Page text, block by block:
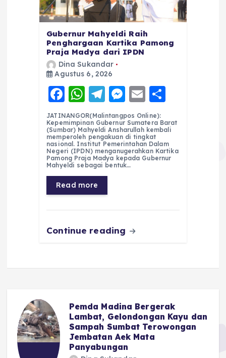
Gubernur Mahyeldi Raih
Penghargaan Kartika Pamong
Praja Madya dari IPDN
Dina Sukandar
Agustus 6, 2026
F
a
c
e
b
o
o
k
W
h
a
ts
A
p
p
T
el
e
g
r
a
m
M
e
ss
e
n
E
m
ai
l
a
re
JATINANGOR(Malintangpos Online):
Kepemimpinan Gubernur Sumatera Barat
(Sumbar) Mahyeldi Ansharullah kembali
memperoleh pengakuan di tingkat
nasional. Institut Pemerintahan Dalam
Negeri (IPDN) menganugerahkan Kartika
Pamong Praja Madya kepada Gubernur
Mahyeldi sebagai bentuk…
Read more
Continue reading
Pemda Madina Bergerak
Lambat, Gelondongan Kayu dan
Sampah Sumbat Terowongan
Jembatan Aek Mata
Panyabungan